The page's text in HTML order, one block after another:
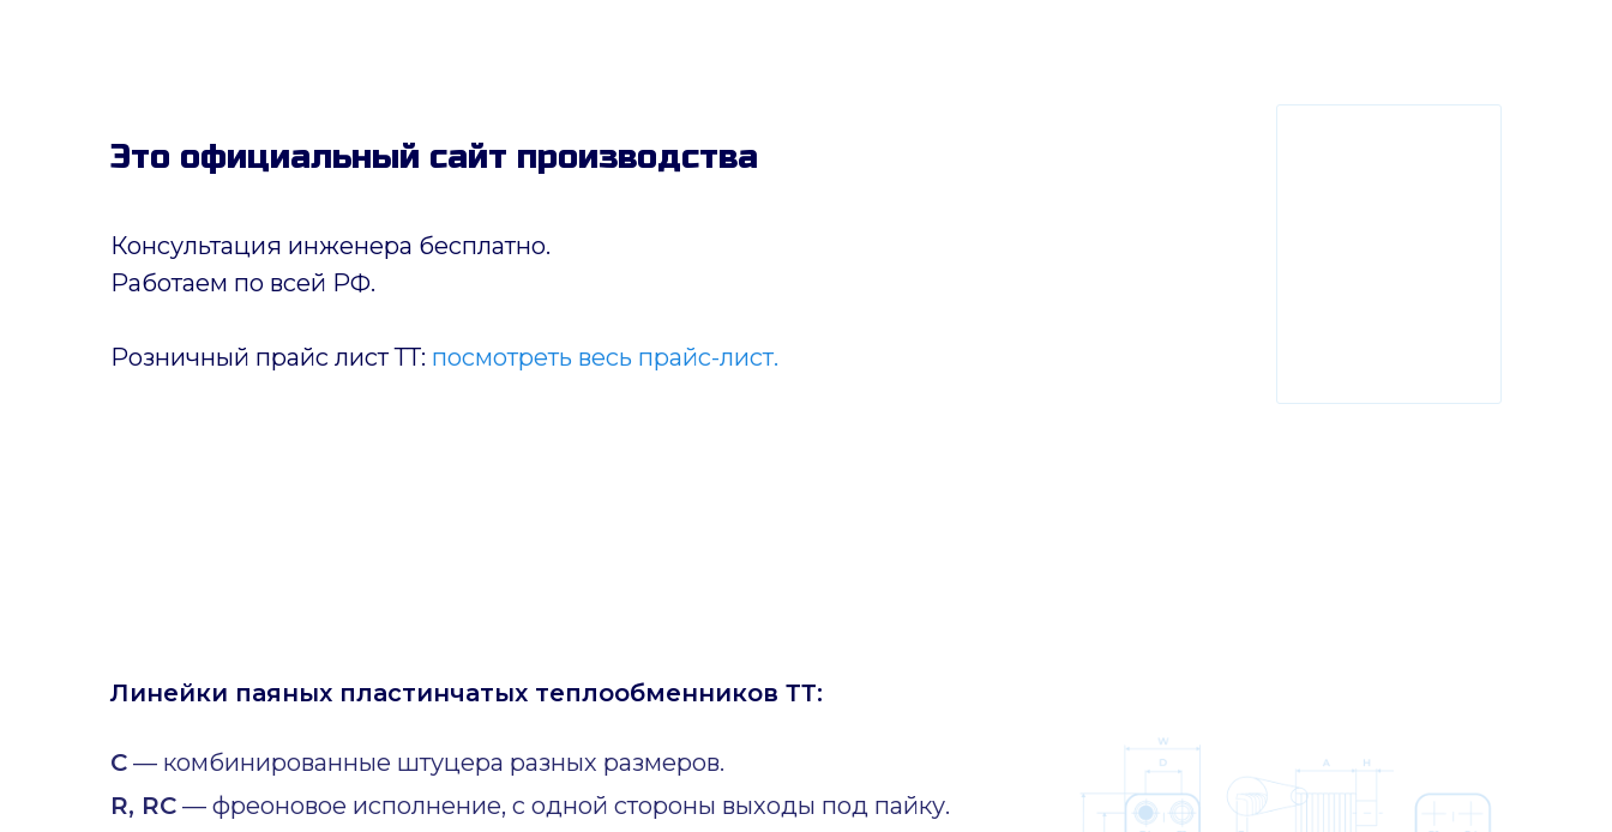
Консультация инженера бесплатно.
Работаем по всей РФ.
Розничный прайс лист ТТ: посмотреть весь прайс-лист.
Это официальный сайт производства
Линейки паяных пластинчатых теплообменников ТТ:
C — комбинированные штуцера разных размеров.
R, RC — фреоновое исполнение, с одной стороны выходы под пайку.